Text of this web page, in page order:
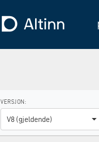
Til
VERSJON:
V8 (gjeldende)
Bruk piltastene for å navigere